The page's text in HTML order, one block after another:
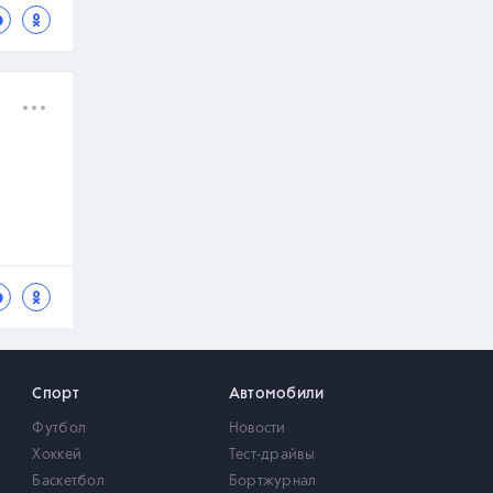
Спорт
Футбол
Хоккей
Баскетбол
Автомобили
Новости
Тест-драйвы
Бортжурнал